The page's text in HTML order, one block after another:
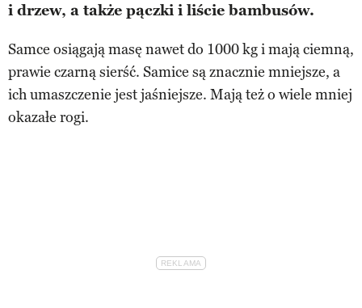
i drzew, a także pączki i liście bambusów.
Samce osiągają masę nawet do 1000 kg i mają ciemną,
prawie czarną sierść. Samice są znacznie mniejsze, a
ich umaszczenie jest jaśniejsze. Mają też o wiele mniej
okazałe rogi.